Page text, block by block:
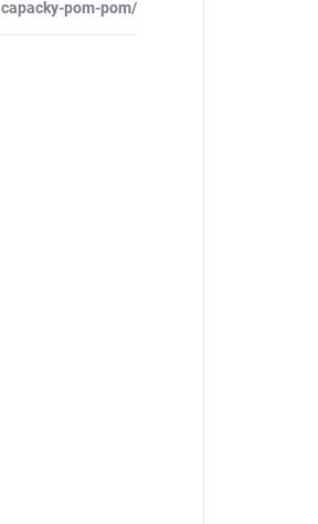
capacky-pom-pom/